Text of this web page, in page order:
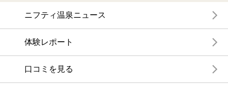
ニフティ温泉ニュース
体験レポート
口コミを見る